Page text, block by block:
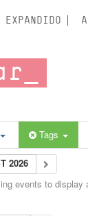
EXPANDIDO
Tags
2026
events to display